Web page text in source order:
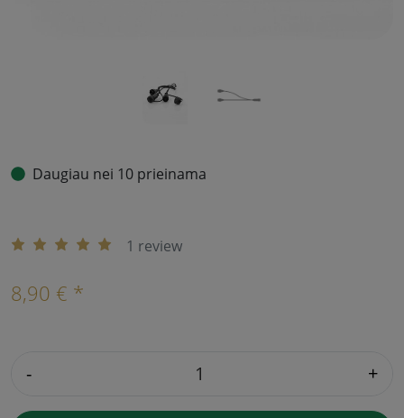
Daugiau nei 10 prieinama
1 review
8,90 € *
- +